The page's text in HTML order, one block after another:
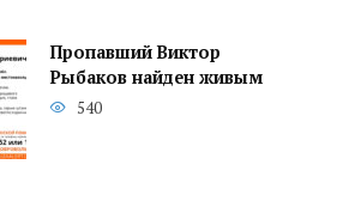
Пропавший Виктор
Рыбаков найден живым
540